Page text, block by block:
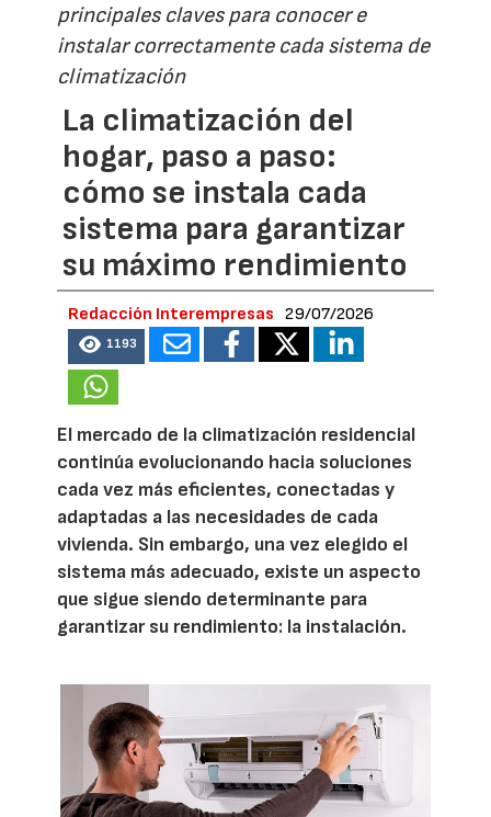
principales claves para conocer e
instalar correctamente cada sistema de
climatización
La climatización del
hogar, paso a paso:
cómo se instala cada
sistema para garantizar
su máximo rendimiento
Redacción Interempresas 29/07/2026
1193
El mercado de la climatización residencial
continúa evolucionando hacia soluciones
cada vez más eficientes, conectadas y
adaptadas a las necesidades de cada
vivienda. Sin embargo, una vez elegido el
sistema más adecuado, existe un aspecto
que sigue siendo determinante para
garantizar su rendimiento: la instalación.